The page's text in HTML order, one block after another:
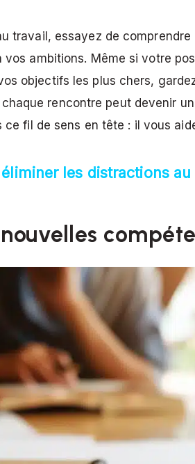
travail, essayez de comprendre
ambitions. Même si votre
objectifs les plus chers,
rencontre peut devenir
ce fil de sens en tête : il vous
les distractions au